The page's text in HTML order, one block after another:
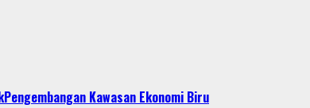
Kawasan Ekonomi Biru